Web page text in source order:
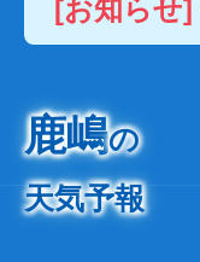
[お知らせ]
鹿嶋の
天気予報